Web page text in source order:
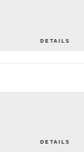
DETAILS
DETAILS